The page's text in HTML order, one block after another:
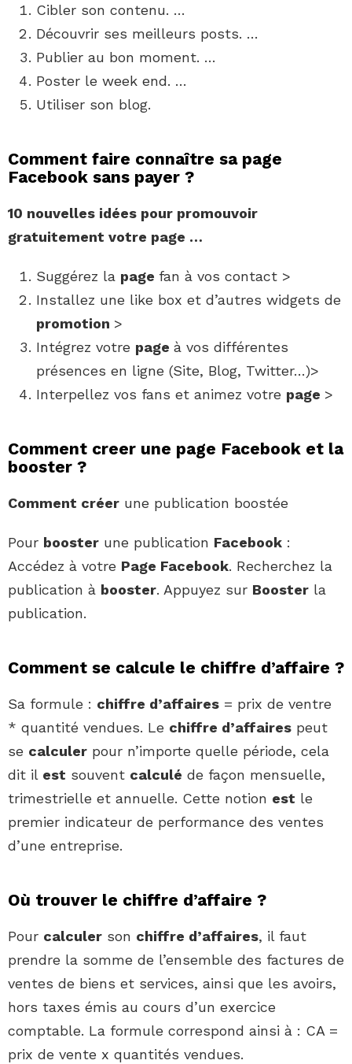
Cibler son contenu. …
Découvrir ses meilleurs posts. …
Publier au bon moment. …
Poster le week end. …
Utiliser son blog.
Comment faire connaître sa page
Facebook sans payer ?
10 nouvelles idées pour promouvoir
gratuitement votre page …
Suggérez la page fan à vos contact >
Installez une like box et d’autres widgets de
promotion >
Intégrez votre page à vos différentes
présences en ligne (Site, Blog, Twitter…)>
Interpellez vos fans et animez votre page >
Comment creer une page Facebook et la
booster ?
Comment créer une publication boostée
Pour booster une publication Facebook :
Accédez à votre Page Facebook. Recherchez la
publication à booster. Appuyez sur Booster la
publication.
Comment se calcule le chiffre d’affaire ?
Sa formule : chiffre d’affaires = prix de ventre
* quantité vendues. Le chiffre d’affaires peut
se calculer pour n’importe quelle période, cela
dit il est souvent calculé de façon mensuelle,
trimestrielle et annuelle. Cette notion est le
premier indicateur de performance des ventes
d’une entreprise.
Où trouver le chiffre d’affaire ?
Pour calculer son chiffre d’affaires, il faut
prendre la somme de l’ensemble des factures de
ventes de biens et services, ainsi que les avoirs,
hors taxes émis au cours d’un exercice
comptable. La formule correspond ainsi à : CA =
prix de vente x quantités vendues.